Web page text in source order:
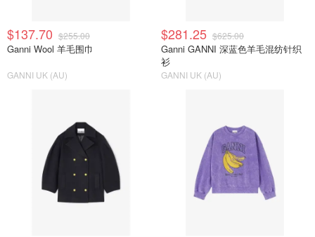
$137.70 $255.00
Ganni Wool 羊毛围巾
GANNI UK (AU)
$281.25 $625.00
Ganni GANNI 深蓝色羊毛混纺针织
衫
GANNI UK (AU)